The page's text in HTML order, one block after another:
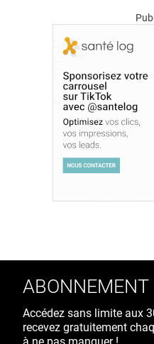
Accédez sans limite aux
recevez gratuitement